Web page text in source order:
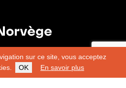
sur ce site, vous acceptez
OK En savoir plus